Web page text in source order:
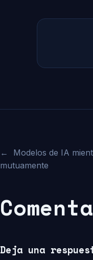
←
Modelos de IA
mutuamente
Deja una